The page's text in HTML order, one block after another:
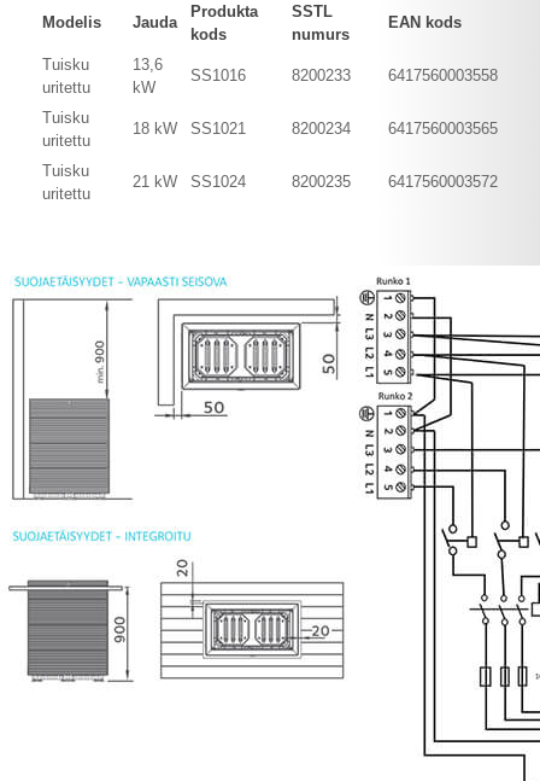
Modelis Jauda
Produkta
kods
SSTL
numurs
EAN kods
Tuisku
uritettu
13,6
kW
SS1016 8200233 6417560003558
Tuisku
uritettu
18 kW SS1021 8200234 6417560003565
Tuisku
uritettu
21 kW SS1024 8200235 6417560003572